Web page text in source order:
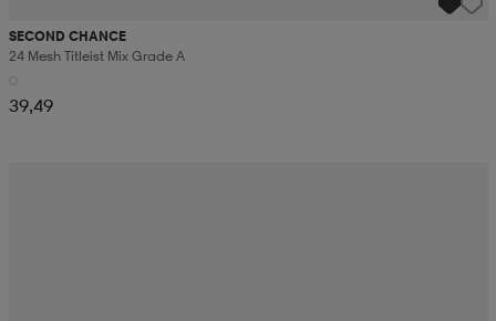
SECOND CHANCE
24 Mesh Titleist Mix Grade A
39,49